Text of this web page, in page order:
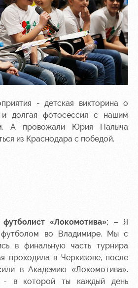
- детская викторина о
долгая фотосессия с нашим
А провожали Юрия Палыча
из Краснодара с победой.
футболист «Локомотива»: – Я
футболом во Владимире. Мы с
в финальную часть турнира
проходила в Черкизове, после
в Академию «Локомотива».
- в которой ты каждый день